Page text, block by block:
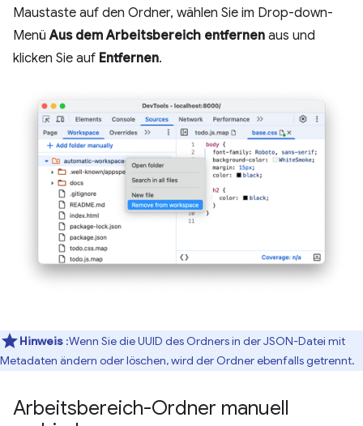
Maustaste auf den Ordner, wählen Sie im Drop-down-
MenüAus dem Arbeitsbereich entfernen aus und
klicken Sie auf Entfernen.
Hinweis :Wenn Sie die UUID des Ordners in der JSON-Datei mit
Metadaten ändern oder löschen, wird der Ordner ebenfalls getrennt.
Arbeitsbereich-Ordner manuell